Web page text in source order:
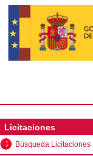
Licitaciones
Búsqueda Licitaciones